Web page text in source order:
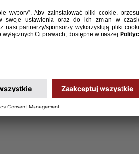
na najbliższe
Gadomski z Lecha
Kobiereckiego
Południową